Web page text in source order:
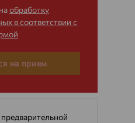
обработку
в соответствии с
на прием